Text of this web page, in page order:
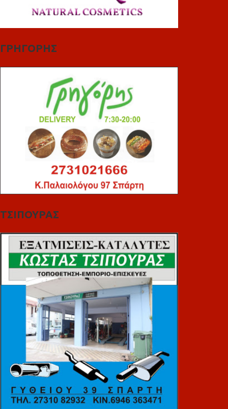
ΓΡΗΓΟΡΗΣ
ΤΣΙΠΟΥΡΑΣ